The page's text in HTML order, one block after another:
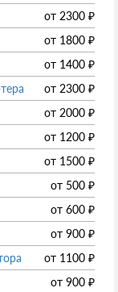
от 2300 ₽
от 1800 ₽
от 1400 ₽
от 2300 ₽
от 2000 ₽
от 1200 ₽
от 1500 ₽
от 500 ₽
от 600 ₽
от 900 ₽
от 1100 ₽
от 900 ₽